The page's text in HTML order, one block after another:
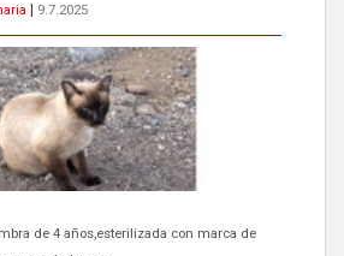
9.7.2025
GATA TEROR GRAN CANARIA
llevar a Los Gatos callejeros de la zona los